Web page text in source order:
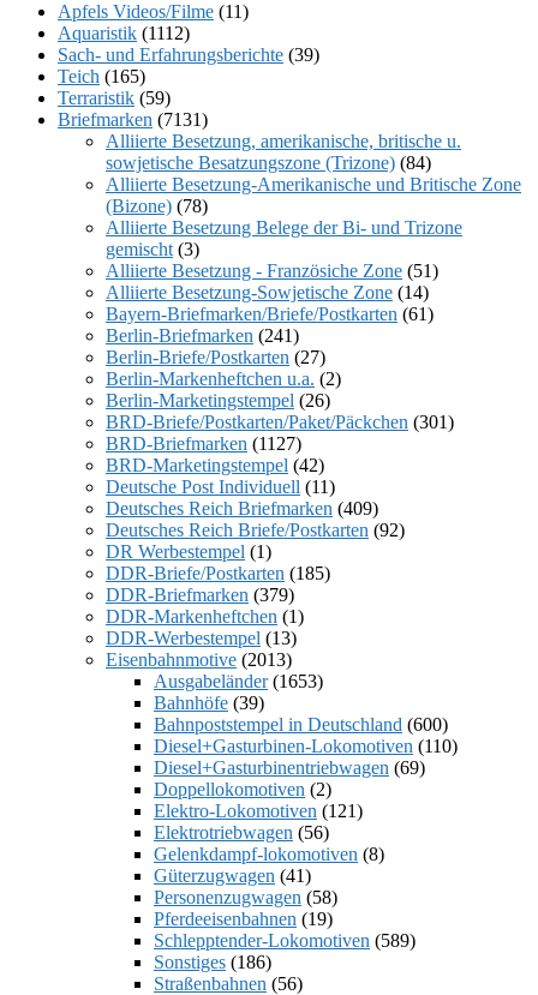
Apfels Videos/Filme (11)
Aquaristik (1112)
Sach- und Erfahrungsberichte (39)
Teich (165)
Terraristik (59)
Briefmarken (7131)
Alliierte Besetzung, amerikanische, britische u.
sowjetische Besatzungszone (Trizone) (84)
Alliierte Besetzung-Amerikanische und Britische Zone
(Bizone) (78)
Alliierte Besetzung Belege der Bi- und Trizone
gemischt (3)
Alliierte Besetzung - Französiche Zone (51)
Alliierte Besetzung-Sowjetische Zone (14)
Bayern-Briefmarken/Briefe/Postkarten (61)
Berlin-Briefmarken (241)
Berlin-Briefe/Postkarten (27)
Berlin-Markenheftchen u.a. (2)
Berlin-Marketingstempel (26)
BRD-Briefe/Postkarten/Paket/Päckchen (301)
BRD-Briefmarken (1127)
BRD-Marketingstempel (42)
Deutsche Post Individuell (11)
Deutsches Reich Briefmarken (409)
Deutsches Reich Briefe/Postkarten (92)
DR Werbestempel (1)
DDR-Briefe/Postkarten (185)
DDR-Briefmarken (379)
DDR-Markenheftchen (1)
DDR-Werbestempel (13)
Eisenbahnmotive (2013)
Ausgabeländer (1653)
Bahnhöfe (39)
Bahnpoststempel in Deutschland (600)
Diesel+Gasturbinen-Lokomotiven (110)
Diesel+Gasturbinentriebwagen (69)
Doppellokomotiven (2)
Elektro-Lokomotiven (121)
Elektrotriebwagen (56)
Gelenkdampf-lokomotiven (8)
Güterzugwagen (41)
Personenzugwagen (58)
Pferdeeisenbahnen (19)
Schlepptender-Lokomotiven (589)
Sonstiges (186)
Straßenbahnen (56)